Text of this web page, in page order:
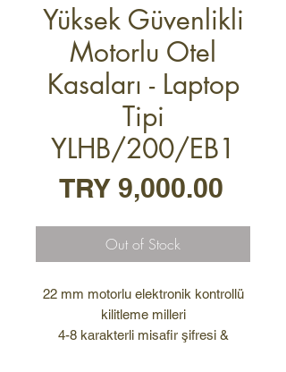
Yüksek Güvenlikli
Motorlu Otel
Kasaları - Laptop
Tipi
YLHB/200/EB1
TRY 9,000.00Price
Out of Stock
22 mm motorlu elektronik kontrollü
kilitleme milleri
4-8 karakterli misafir şifresi &